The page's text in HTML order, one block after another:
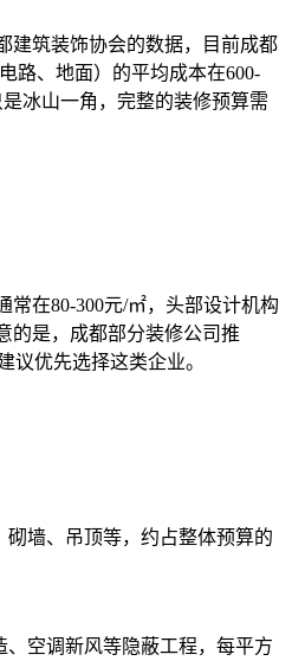
建筑装饰协会的数据，目前成都
路、地面）的平均成本在600-
冰山一角，完整的装修预算需
常在80-300元/㎡，头部设计机构
的是，成都部分装修公司推
议优先选择这类企业。
砌墙、吊顶等，约占整体预算的
、空调新风等隐蔽工程，每平方